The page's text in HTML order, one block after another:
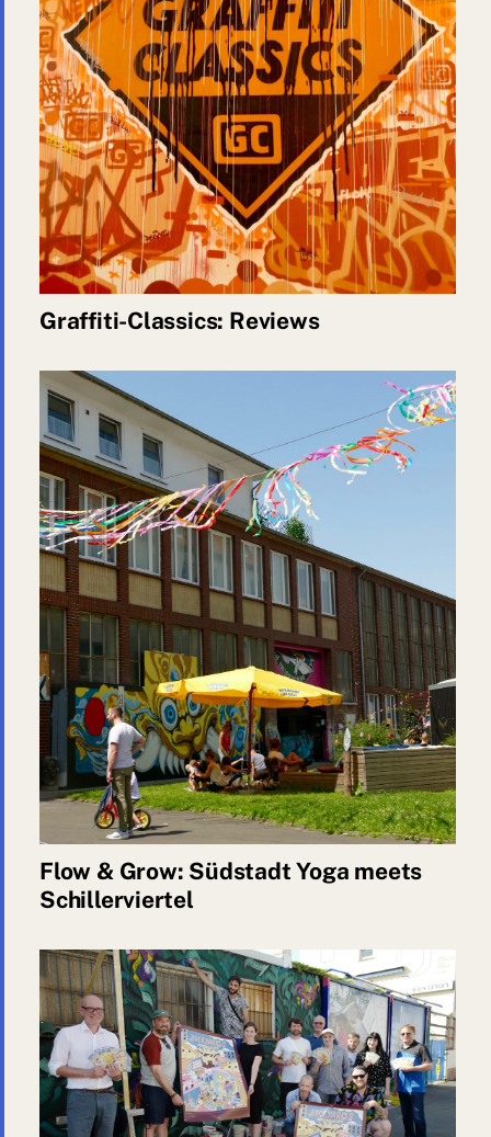
Graffiti-Classics: Reviews
Flow & Grow: Südstadt Yoga meets
Schillerviertel